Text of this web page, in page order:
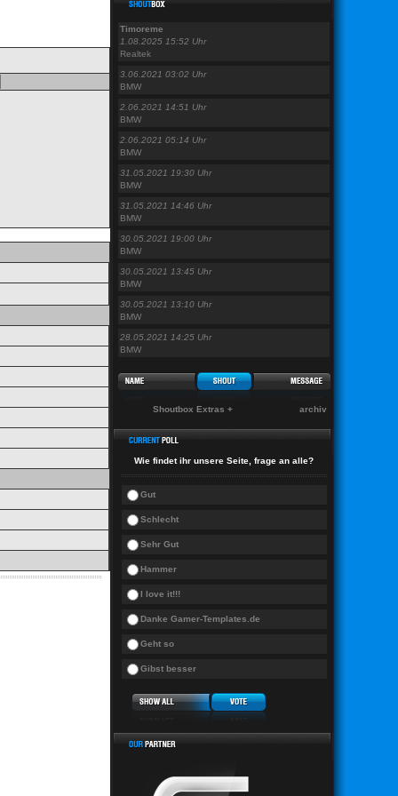
Timoreme
1.08.2025 15:52 Uhr
Realtek
3.06.2021 03:02 Uhr
BMW
2.06.2021 14:51 Uhr
BMW
2.06.2021 05:14 Uhr
BMW
31.05.2021 19:30 Uhr
BMW
31.05.2021 14:46 Uhr
BMW
30.05.2021 19:00 Uhr
BMW
30.05.2021 13:45 Uhr
BMW
30.05.2021 13:10 Uhr
BMW
28.05.2021 14:25 Uhr
BMW
Shoutbox Extras + archiv
Wie findet ihr unsere Seite, frage an alle?
Gut
Schlecht
Sehr Gut
Hammer
I love it!!!
Danke Gamer-Templates.de
Geht so
Gibst besser